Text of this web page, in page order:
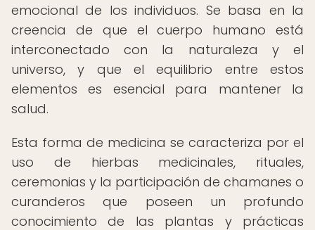
emocional de los individuos. Se basa en la
creencia de que el cuerpo humano está
interconectado con la naturaleza y el
universo, y que el equilibrio entre estos
elementos es esencial para mantener la
salud.
Esta forma de medicina se caracteriza por el
uso de hierbas medicinales, rituales,
ceremonias y la participación de chamanes o
curanderos que poseen un profundo
conocimiento de las plantas y prácticas